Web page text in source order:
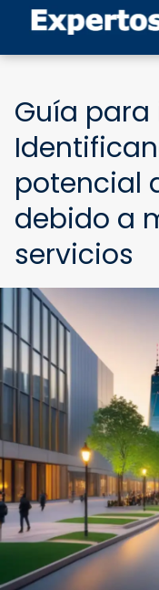
Guía para
potencial
debido a
servicios